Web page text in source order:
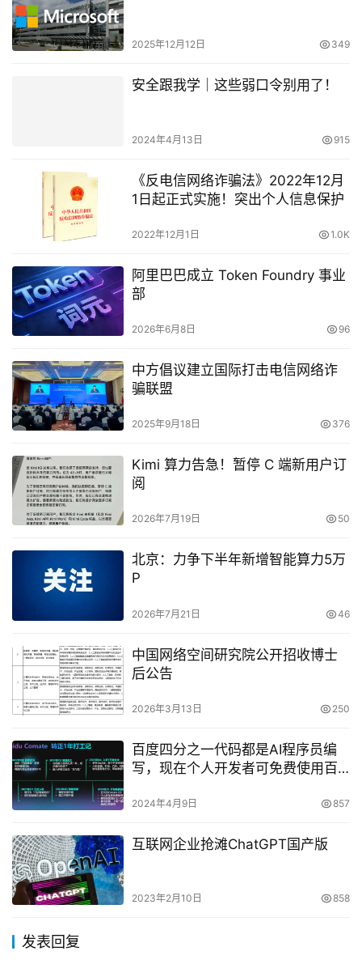
2025年12月12日 349
安全跟我学｜这些弱口令别用了！
2024年4月13日 915
《反电信网络诈骗法》2022年12月
1日起正式实施！突出个人信息保护
2022年12月1日 1.0K
阿里巴巴成立 Token Foundry 事业
部
2026年6月8日 96
中方倡议建立国际打击电信网络诈
骗联盟
2025年9月18日 376
Kimi 算力告急！暂停 C 端新用户订
阅
2026年7月19日 50
北京：力争下半年新增智能算力5万
P
2026年7月21日 46
中国网络空间研究院公开招收博士
后公告
2026年3月13日 250
百度四分之一代码都是AI程序员编
写，现在个人开发者可免费使用百
2024年4月9日 857
互联网企业抢滩ChatGPT国产版
2023年2月10日 858
发表回复